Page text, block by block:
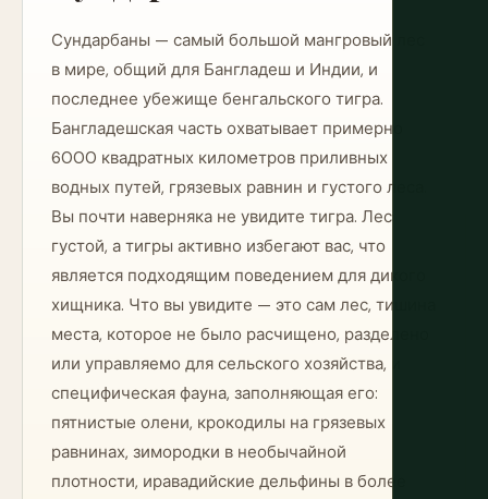
Сундарбаны — самый большой мангровый лес
в мире, общий для Бангладеш и Индии, и
последнее убежище бенгальского тигра.
Бангладешская часть охватывает примерно
6000 квадратных километров приливных
водных путей, грязевых равнин и густого леса.
Вы почти наверняка не увидите тигра. Лес
густой, а тигры активно избегают вас, что
является подходящим поведением для дикого
хищника. Что вы увидите — это сам лес, тишина
места, которое не было расчищено, разделено
или управляемо для сельского хозяйства, и
специфическая фауна, заполняющая его:
пятнистые олени, крокодилы на грязевых
равнинах, зимородки в необычайной
плотности, иравадийские дельфины в более